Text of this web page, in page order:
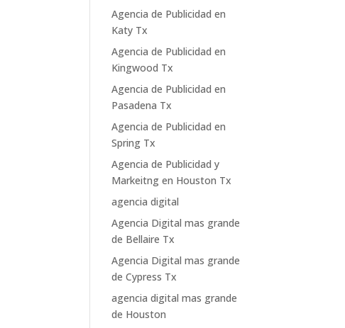
Agencia de Publicidad en
Katy Tx
Agencia de Publicidad en
Kingwood Tx
Agencia de Publicidad en
Pasadena Tx
Agencia de Publicidad en
Spring Tx
Agencia de Publicidad y
Markeitng en Houston Tx
agencia digital
Agencia Digital mas grande
de Bellaire Tx
Agencia Digital mas grande
de Cypress Tx
agencia digital mas grande
de Houston